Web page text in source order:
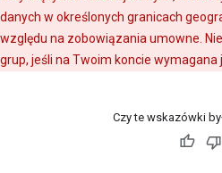
danych w określonych granicach
względu na zobowiązania umowne.
grup, jeśli na Twoim koncie wymagana
Czy te wskazówki